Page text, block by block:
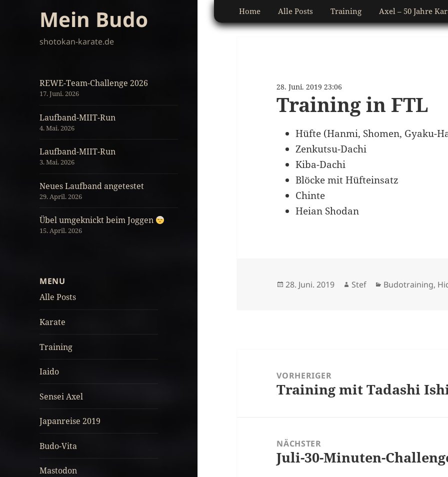
Mein Budo
shotokan-karate.de
REWE-Team-Challenge 2026
17. Juni. 2026
Laufband-MIIT-Run
4. Mai. 2026
Laufband-MIIT-Run
3. Mai. 2026
Neues Laufband angetestet
29. April. 2026
Übel umgeknickt beim Joggen
15. April. 2026
MENU
Alle Posts
Karate
Training
Iaido
Sensei Axel
Japanreise 2019
Budo-Vita
Mastodon
Home Alle Posts Training Axel – 50 Jahre
28. Juni. 2019 23:06
Training in FTL
Hüfte (Hanmi, Shomen, Gyaku-
Zenkutsu-Dachi
Kiba-Dachi
Blöcke mit Hüfteinsatz
Chinte
Heian Shodan
Veröffentlicht
28. Juni. 2019 Autor
Stef Kategorien
Budotraining,
VORHERIGER
Vorheriger
Training mit Tadashi
NÄCHSTER
Nächster
Juli-30-Minuten-